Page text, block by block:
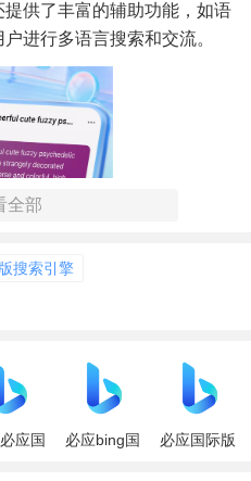
供了丰富的辅助功能，如语
进行多语言搜索和交流。
全部
搜索引擎
应国
必应bing国
必应国际版